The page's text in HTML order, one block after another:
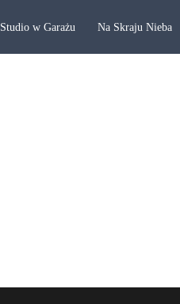
Studio w Garażu Na Skraju Nieba